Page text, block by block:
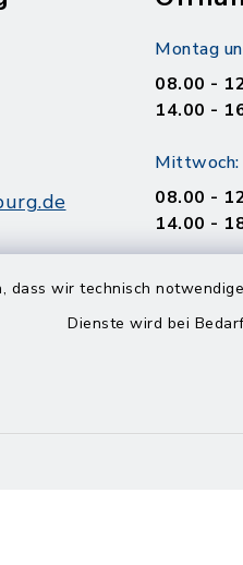
dass wir technisch
Dienste wird bei
Montag
08.00 -
14.00 -
Mittwoch:
08.00 -
14.00 -
08.00 -